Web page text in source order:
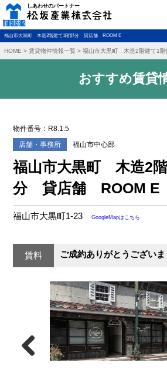
福山市大黒町 木造2階建て1階部分 貸店舗 ROOM E
HOME > 賃貸物件情報一覧 > 福山市大黒町 木造2階建て1
おすすめ賃貸
物件番号：R8.1.5
店舗・事務所
福山市中心部
福山市大黒町 木造2
分 貸店舗 ROOM E
福山市大黒町1-23 GoogleMapはこちら
賃料 ご成約ありがとうございま